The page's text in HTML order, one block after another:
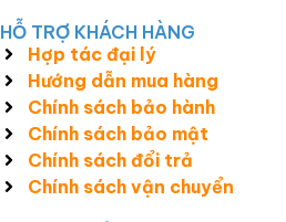
HỖ TRỢ KHÁCH HÀNG
Hợp tác đại lý
Hướng dẫn mua hàng
Chính sách bảo hành
Chính sách bảo mật
Chính sách đổi trả
Chính sách vận chuyển